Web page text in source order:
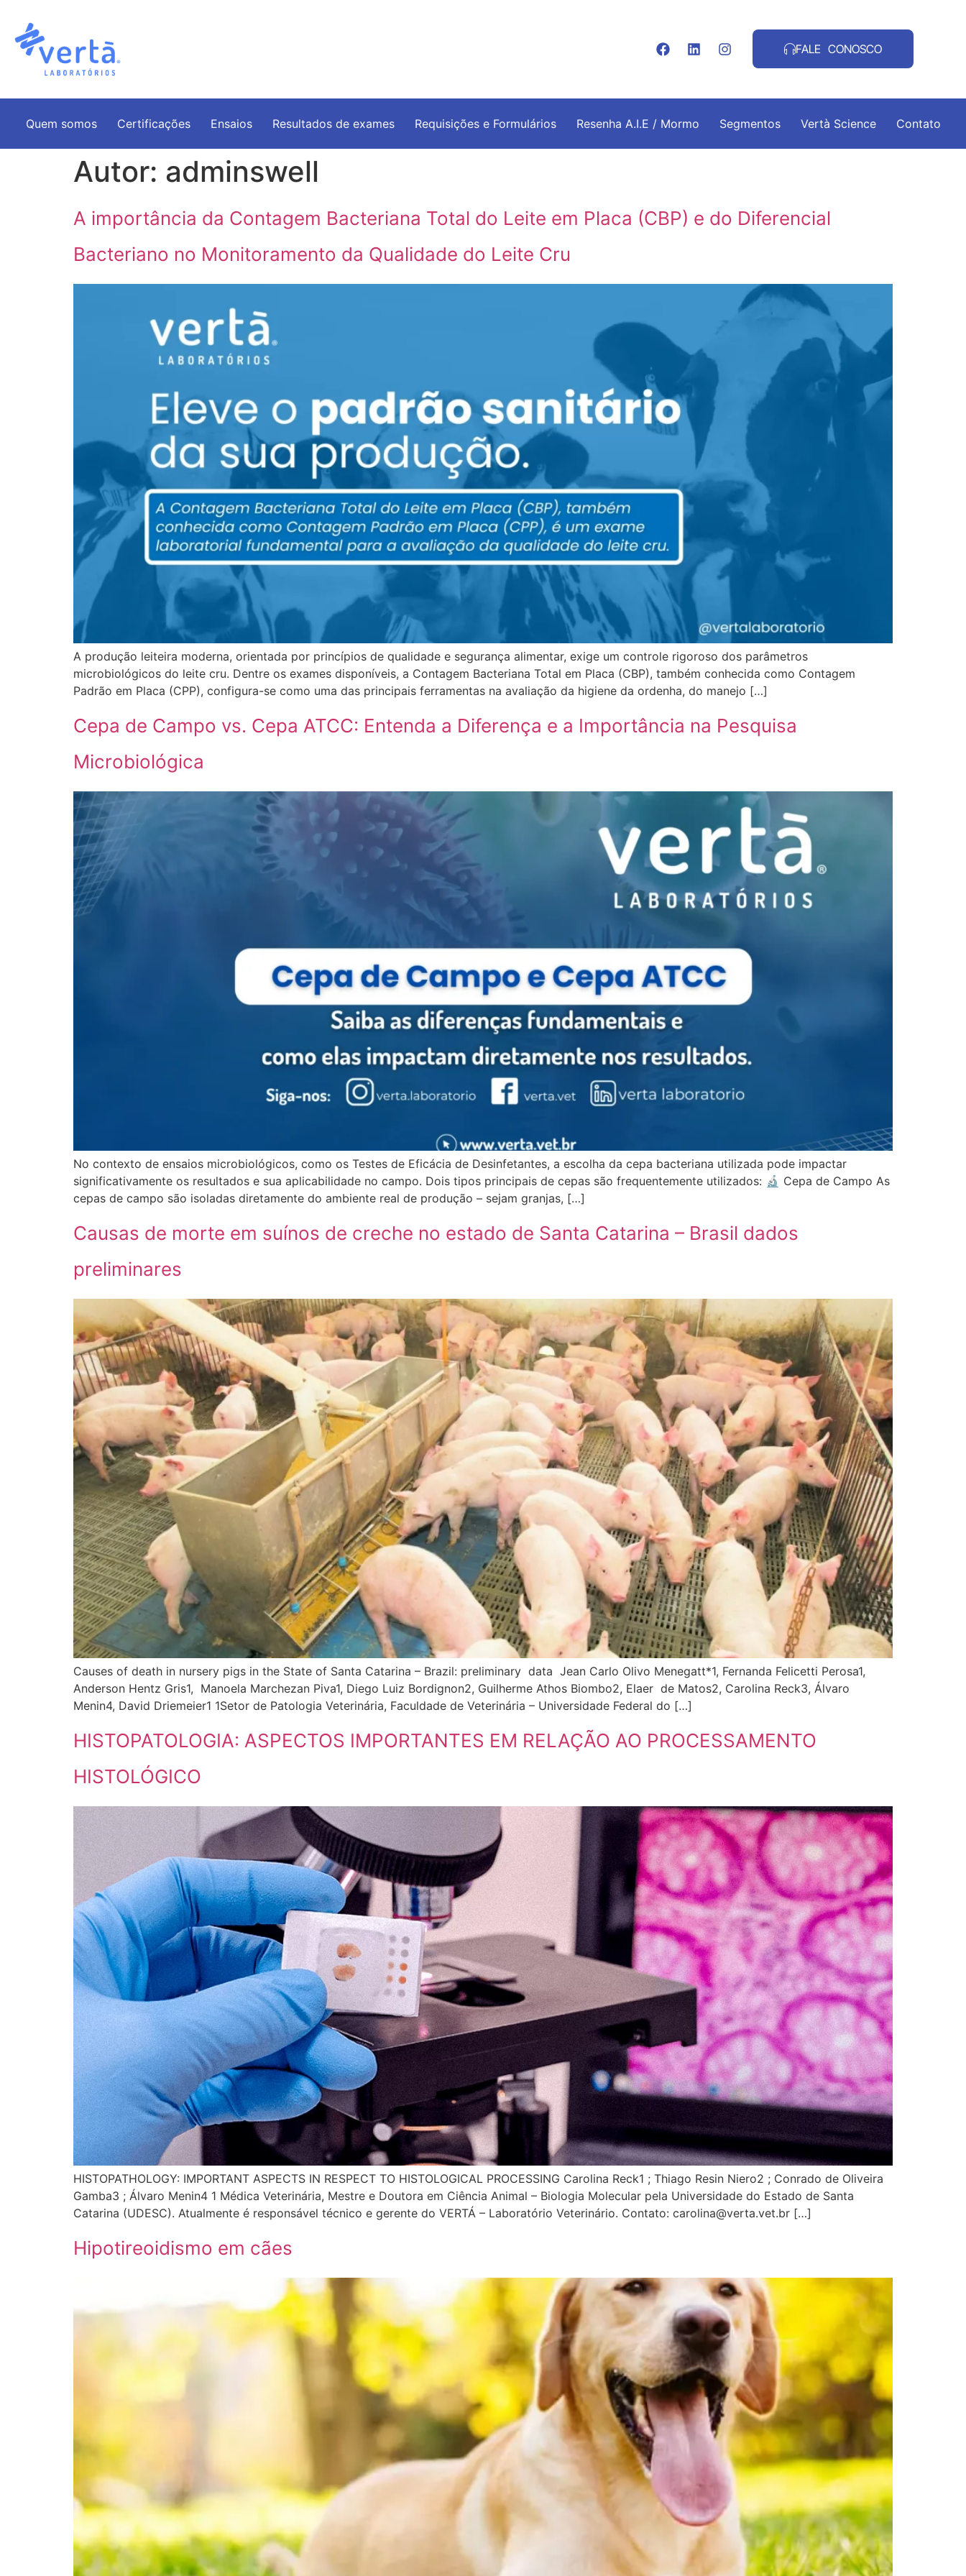
FALE CONOSCO
Quem somos Certificações Ensaios Resultados de exames Requisições e Formulários Resenha A.I.E / Mormo Segmentos Vertà Science Contato
Autor: adminswell
A importância da Contagem Bacteriana Total do Leite em Placa (CBP) e do Diferencial
Bacteriano no Monitoramento da Qualidade do Leite Cru
A produção leiteira moderna, orientada por princípios de qualidade e segurança alimentar, exige um controle rigoroso dos parâmetros
microbiológicos do leite cru. Dentre os exames disponíveis, a Contagem Bacteriana Total em Placa (CBP), também conhecida como Contagem
Padrão em Placa (CPP), configura-se como uma das principais ferramentas na avaliação da higiene da ordenha, do manejo […]
Cepa de Campo vs. Cepa ATCC: Entenda a Diferença e a Importância na Pesquisa
Microbiológica
No contexto de ensaios microbiológicos, como os Testes de Eficácia de Desinfetantes, a escolha da cepa bacteriana utilizada pode impactar
significativamente os resultados e sua aplicabilidade no campo. Dois tipos principais de cepas são frequentemente utilizados: 🔬 Cepa de Campo As
cepas de campo são isoladas diretamente do ambiente real de produção – sejam granjas, […]
Causas de morte em suínos de creche no estado de Santa Catarina – Brasil dados
preliminares
Causes of death in nursery pigs in the State of Santa Catarina – Brazil: preliminary data Jean Carlo Olivo Menegatt*1, Fernanda Felicetti Perosa1,
Anderson Hentz Gris1, Manoela Marchezan Piva1, Diego Luiz Bordignon2, Guilherme Athos Biombo2, Elaer de Matos2, Carolina Reck3, Álvaro
Menin4, David Driemeier1 1Setor de Patologia Veterinária, Faculdade de Veterinária – Universidade Federal do […]
HISTOPATOLOGIA: ASPECTOS IMPORTANTES EM RELAÇÃO AO PROCESSAMENTO
HISTOLÓGICO
HISTOPATHOLOGY: IMPORTANT ASPECTS IN RESPECT TO HISTOLOGICAL PROCESSING Carolina Reck1 ; Thiago Resin Niero2 ; Conrado de Oliveira
Gamba3 ; Álvaro Menin4 1 Médica Veterinária, Mestre e Doutora em Ciência Animal – Biologia Molecular pela Universidade do Estado de Santa
Catarina (UDESC). Atualmente é responsável técnico e gerente do VERTÁ – Laboratório Veterinário. Contato: carolina@verta.vet.br […]
Hipotireoidismo em cães